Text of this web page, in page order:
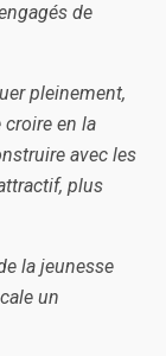
de
pleinement,
en la
avec les
plus
la jeunesse
un